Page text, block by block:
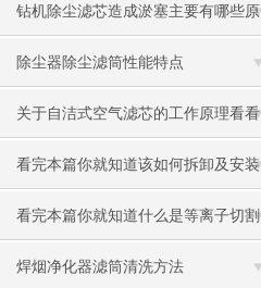
命
钻机除尘滤芯造成淤塞主要有哪些原
因
除尘器除尘滤筒性能特点
关于自洁式空气滤芯的工作原理看看
本篇吧
看完本篇你就知道该如何拆卸及安装
搅拌站除尘滤芯了
看完本篇你就知道什么是等离子切割
机除尘滤芯了
焊烟净化器滤筒清洗方法